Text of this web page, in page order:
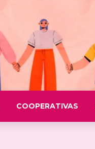
COOPERATIVAS